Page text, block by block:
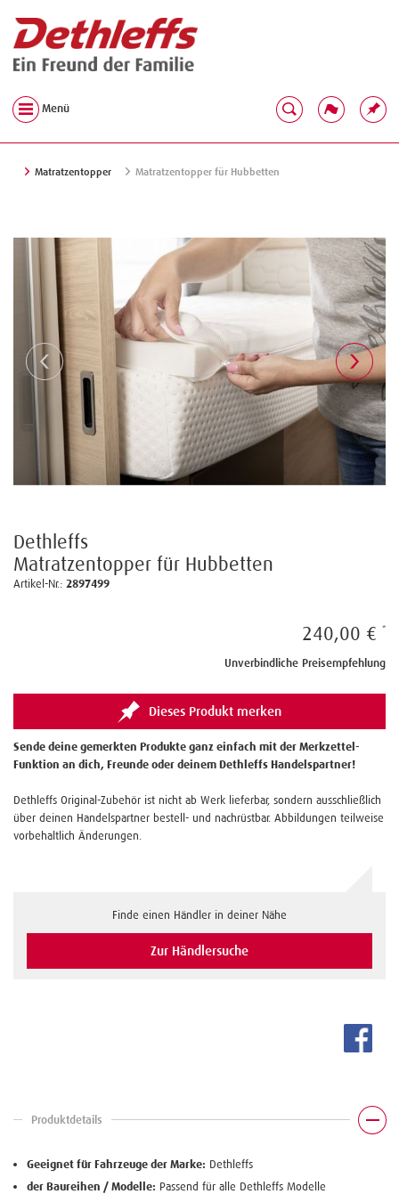
Menü
Matratzentopper Matratzentopper für Hubbetten
Dethleffs
Matratzentopper für Hubbetten
Artikel-Nr.: 2897499
240,00 €
Unverbindliche Preisempfehlung
Dieses Produkt merken
Sende deine gemerkten Produkte ganz einfach mit der Merkzettel-
Funktion an dich, Freunde oder deinem Dethleffs Handelspartner!
Dethleffs Original-Zubehör ist nicht ab Werk lieferbar, sondern ausschließlich
über deinen Handelspartner bestell- und nachrüstbar. Abbildungen teilweise
vorbehaltlich Änderungen.
Finde einen Händler in deiner Nähe
Zur Händlersuche
Produktdetails
Geeignet für Fahrzeuge der Marke: Dethleffs
der Baureihen / Modelle: Passend für alle Dethleffs Modelle